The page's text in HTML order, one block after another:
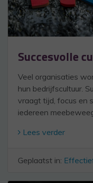
Succesvolle
Veel organisaties
hun bedrijfscultuur.
vraagt tijd, focus en
iedereen
Lees verder
Geplaatst in: